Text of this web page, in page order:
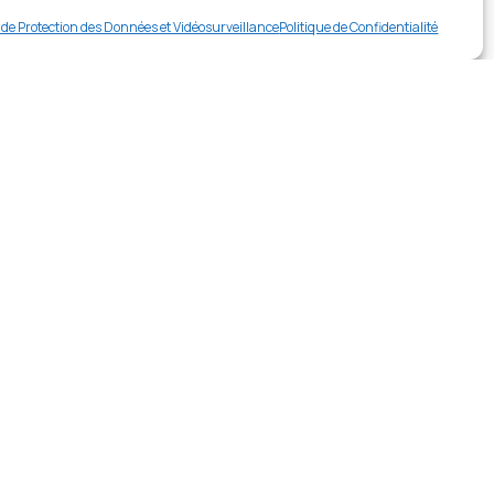
Protection des Données et VidéosurveillancePolitique de Confidentialité
Buy now